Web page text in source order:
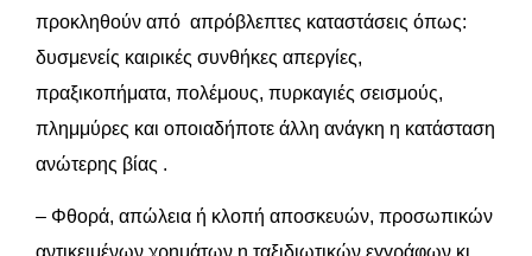
προκληθούν από απρόβλεπτες καταστάσεις όπως:
δυσμενείς καιρικές συνθήκες απεργίες,
πραξικοπήματα, πολέμους, πυρκαγιές σεισμούς,
πλημμύρες και οποιαδήποτε άλλη ανάγκη η κατάσταση
ανώτερης βίας .
– Φθορά, απώλεια ή κλοπή αποσκευών, προσωπικών
αντικειμένων χρημάτων η ταξιδιωτικών εγγράφων κι